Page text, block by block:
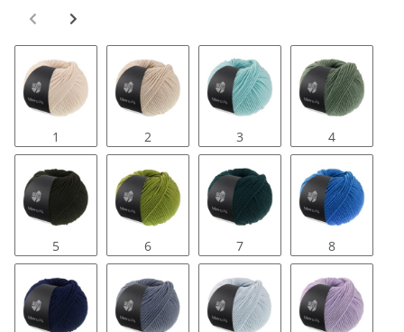
1 2 3 4
5 6 7 8